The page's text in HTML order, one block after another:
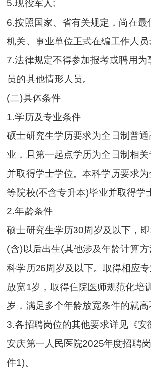
5.现役军人;
6.按照国家、省有关规定，尚在最
机关、事业单位正式在编工作人员;
7.法律规定不得参加报考或聘用为
员的其他情形人员。
(二)具体条件
1.学历及专业条件
硕士研究生学历要求为全日制普
业，且第一起点学历为全日制相
并取得学士学位。本科学历要求
等院校(不含专升本)毕业并取得学
2.年龄条件
硕士研究生学历30周岁及以下，
(含)以后出生(其他涉及年龄计算
科学历26周岁及以下。取得相应
放宽1岁，取得住院医师规范化培
岁，满足多个年龄放宽条件的就高
3.各招聘岗位的其他要求详见《安
安庆第一人民医院2025年度招聘
件1)。